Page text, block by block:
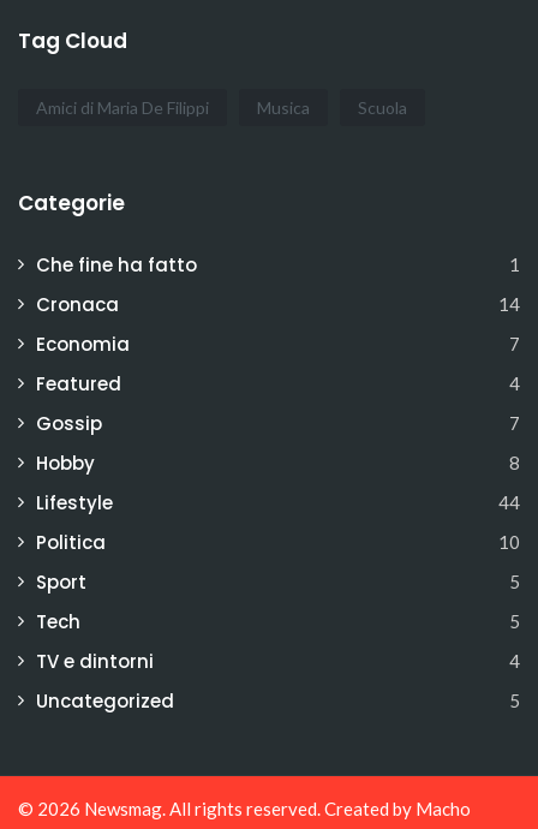
Tag Cloud
Amici di Maria De Filippi Musica Scuola
Categorie
Che fine ha fatto 1
Cronaca 14
Economia 7
Featured 4
Gossip 7
Hobby 8
Lifestyle 44
Politica 10
Sport 5
Tech 5
TV e dintorni 4
Uncategorized 5
© 2026 Newsmag . All rights reserved. Created by Macho